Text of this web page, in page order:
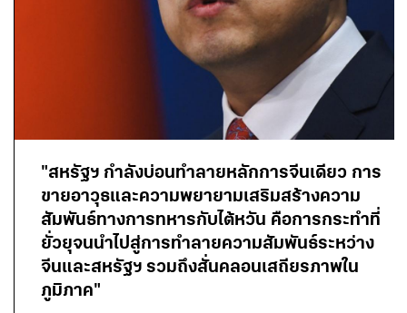
"สหรัฐฯ กำลังบ่อนทำลายหลักการจีนเดียว การ
ขายอาวุธและความพยายามเสริมสร้างความ
สัมพันธ์ทางการทหารกับไต้หวัน คือการกระทำที่
ยั่วยุจนนำไปสู่การทำลายความสัมพันธ์ระหว่าง
จีนและสหรัฐฯ รวมถึงสั่นคลอนเสถียรภาพใน
ภูมิภาค"